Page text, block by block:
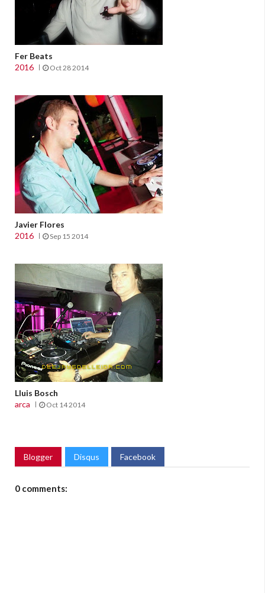
Fer Beats
2016
Oct 28 2014
Javier Flores
2016
Sep 15 2014
Lluis Bosch
arca
Oct 14 2014
Blogger Disqus Facebook
0 comments: